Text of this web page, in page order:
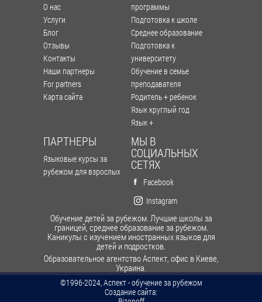
О нас
Услуги
Блог
Отзывы
Контакты
Наши партнеры
For partners
Карта сайта
программы
Подготовка к школе
Среднее образование
Подготовка к
университету
Обучение в семье
преподавателя
Родитель + ребенок
Язык круглый год
Язык +
ПАРТНЕРЫ
Языковые курсы за
рубежом для взрослых
МЫ В
СОЦИАЛЬНЫХ
СЕТЯХ
Facebook
Instagram
Обучение детей за рубежом. Лучшие школы за
границей, среднее образование за рубежом.
Каникулы с изучением иностранных языков для
детей и подростков.
Образовательное агентство Аспект, офис в Киеве,
Украина.
©1996-2024, Аспект - обучение за рубежом
Cоздание сайта: